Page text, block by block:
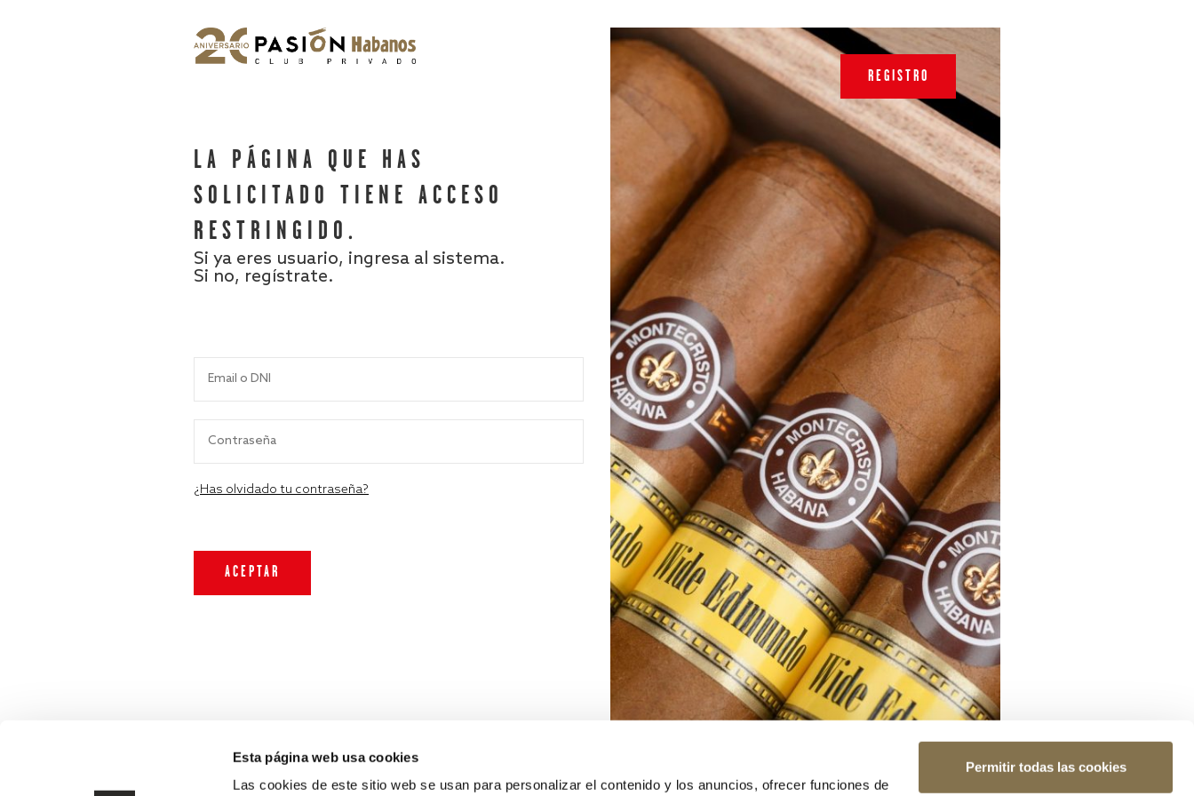
Esta página web usa cookies
Las cookies de este sitio web se usan para personalizar el contenido y los anuncios, ofrecer funciones de
Permitir todas las cookies
LA PÁGINA QUE HAS
SOLICITADO TIENE ACCESO
RESTRINGIDO.
Si ya eres usuario, ingresa al sistema.
Si no, regístrate.
¿Has olvidado tu contraseña?
REGISTRO